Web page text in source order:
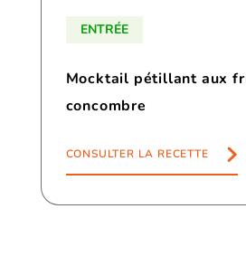
ENTRÉE
Mocktail pétillant aux
concombre
CONSULTER LA RECETTE